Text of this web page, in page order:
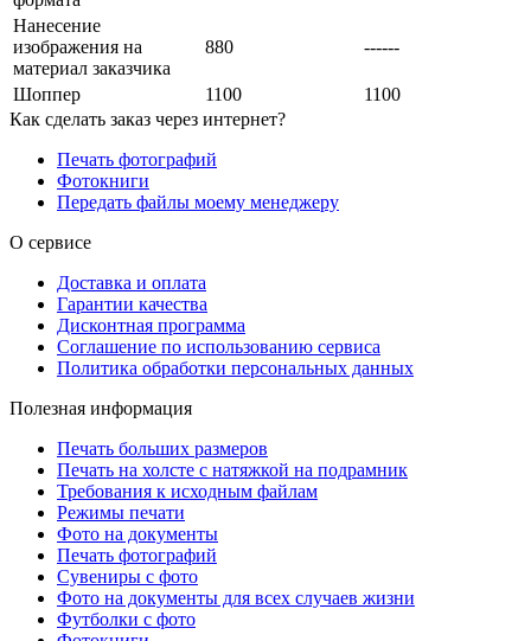
Нанесение
изображения на
материал заказчика
880 ------
Шоппер 1100
1100
Как сделать заказ через интернет?
Печать фотографий
Фотокниги
Передать файлы моему менеджеру
О сервисе
Доставка и оплата
Гарантии качества
Дисконтная программа
Соглашение по использованию сервиса
Политика обработки персональных данных
Полезная информация
Печать больших размеров
Печать на холсте c натяжкой на подрамник
Требования к исходным файлам
Режимы печати
Фото на документы
Печать фотографий
Сувениры с фото
Фото на документы для всех случаев жизни
Футболки с фото